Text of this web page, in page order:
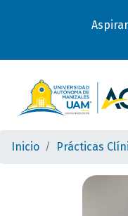
Inicio Prácticas